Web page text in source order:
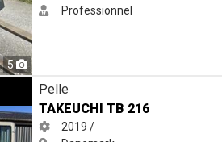
5
Professionnel
Pelle
TAKEUCHI TB 216
2019 /